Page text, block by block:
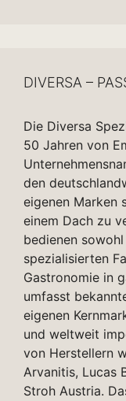
DIVERSA –
Die Diversa
50 Jahren von
den
eigenen Marken
einem Dach zu
bedienen
spezialisierten
Gastronomie in
umfasst
eigenen
und weltweit
von Herstellern
Arvanitis, Lucas
Stroh Austria.